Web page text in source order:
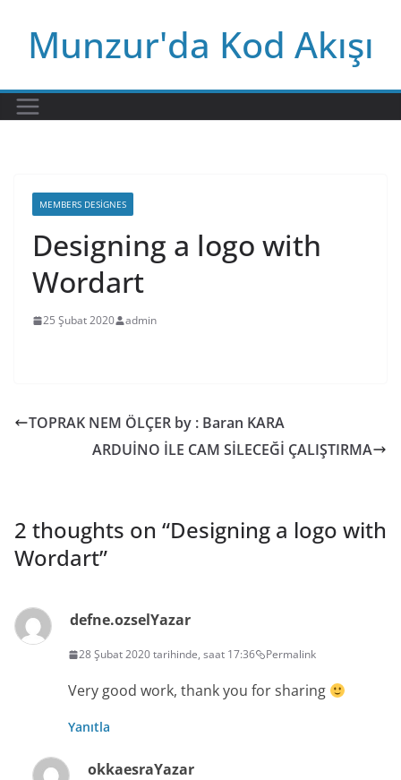
contentMunzur'da Kod Akışı
MEMBERS DESIGNES
Designing a logo with
Wordart
25 Şubat 2020 admin
TOPRAK NEM ÖLÇER by : Baran KARA
ARDUİNO İLE CAM SİLECEĞİ ÇALIŞTIRMA
2 thoughts on “Designing a logo with
Wordart”
defne.ozselYazar
28 Şubat 2020 tarihinde, saat 17:36 Permalink
Very good work, thank you for sharing
Yanıtla
okkaesraYazar